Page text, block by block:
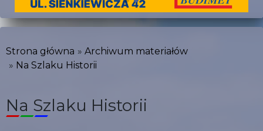
Strona główna
Archiwum materiałów
Na Szlaku Historii
Na Szlaku Historii